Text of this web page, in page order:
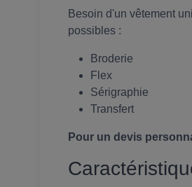
Besoin d'un vêtement
possibles :
Broderie
Flex
Sérigraphie
Transfert
Pour un devis